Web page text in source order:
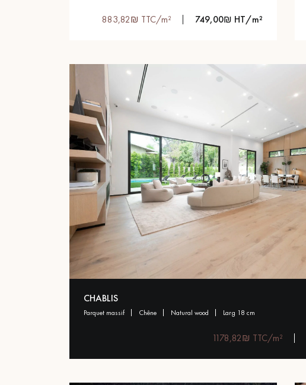
883,82₪ TTC/m² 749,00₪ HT/m²
CHABLIS
parquet massif chêne natural wood larg 18 cm
1178,82₪ TTC/m²